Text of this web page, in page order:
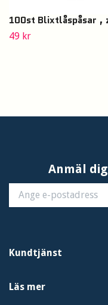
100st Blixtlåspåsar ,
49 kr
Anmäl
Kundtjänst
Läs mer